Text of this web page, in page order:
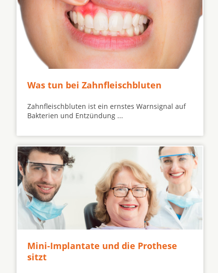
Was tun bei Zahnfleischbluten
Zahnfleischbluten ist ein ernstes Warnsignal auf
Bakterien und Entzündung ...
Mini-Implantate und die Prothese
sitzt